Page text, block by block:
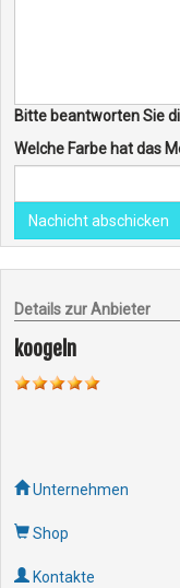
Bitte beantworten Sie
Welche Farbe hat das
Nachicht abschicken
Details zur Anbieter
koogeln
Unternehmen
Shop
Kontakte